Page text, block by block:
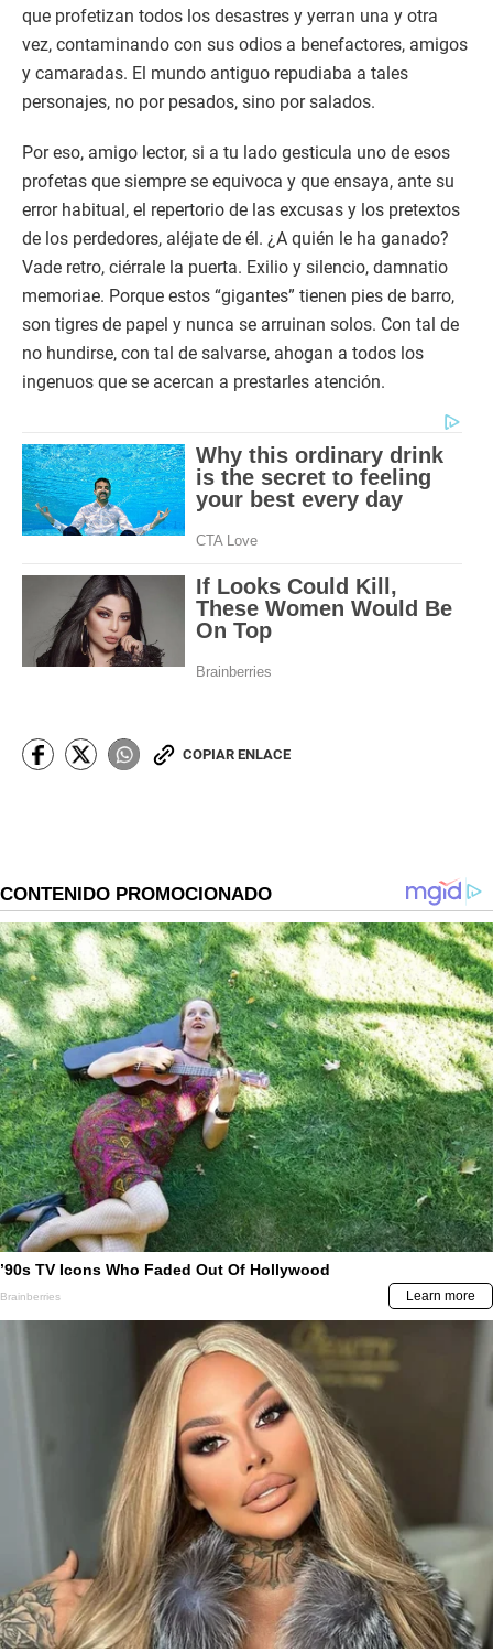
que profetizan todos los desastres y yerran una y otra
vez, contaminando con sus odios a benefactores, amigos
y camaradas. El mundo antiguo repudiaba a tales
personajes, no por pesados, sino por salados.
Por eso, amigo lector, si a tu lado gesticula uno de esos
profetas que siempre se equivoca y que ensaya, ante su
error habitual, el repertorio de las excusas y los pretextos
de los perdedores, aléjate de él. ¿A quién le ha ganado?
Vade retro, ciérrale la puerta. Exilio y silencio, damnatio
memoriae. Porque estos “gigantes” tienen pies de barro,
son tigres de papel y nunca se arruinan solos. Con tal de
no hundirse, con tal de salvarse, ahogan a todos los
ingenuos que se acercan a prestarles atención.
COPIAR ENLACE